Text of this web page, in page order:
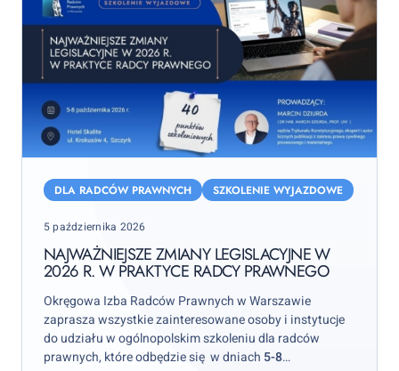
zmiany
2026
praktyce
radcy
prawnego
DLA RADCÓW PRAWNYCH SZKOLENIE WYJAZDOWE
Posted
5 października 2026
NAJWAŻNIEJSZE ZMIANY LEGISLACYJNE W
2026 R. W PRAKTYCE RADCY PRAWNEGO
Okręgowa Izba Radców Prawnych w Warszawie
zaprasza wszystkie zainteresowane osoby i instytucje
do udziału w ogólnopolskim szkoleniu dla radców
prawnych, które odbędzie się w dniach 5-8